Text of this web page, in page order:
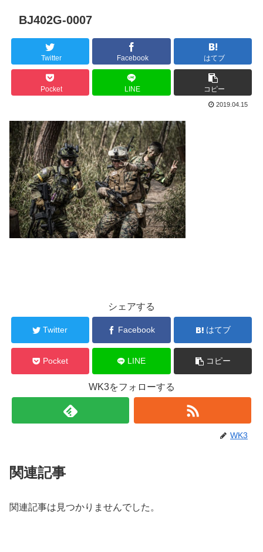
BJ402G-0007
Twitter Facebook はてブ
Pocket LINE コピー
2019.04.15
シェアする
Twitter Facebook はてブ
Pocket LINE コピー
WK3をフォローする
WK3
関連記事
関連記事は見つかりませんでした。